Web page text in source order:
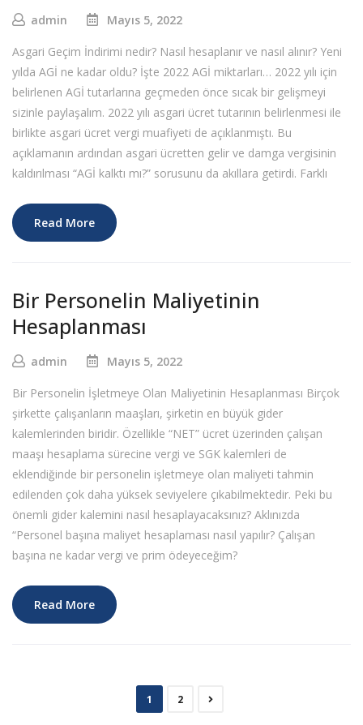
admin Mayıs 5, 2022
Asgari Geçim İndirimi nedir? Nasıl hesaplanır ve nasıl alınır? Yeni
yılda AGİ ne kadar oldu? İşte 2022 AGİ miktarları… 2022 yılı için
belirlenen AGİ tutarlarına geçmeden önce sıcak bir gelişmeyi
sizinle paylaşalım. 2022 yılı asgari ücret tutarının belirlenmesi ile
birlikte asgari ücret vergi muafiyeti de açıklanmıştı. Bu
açıklamanın ardından asgari ücretten gelir ve damga vergisinin
kaldırılması “AGİ kalktı mı?” sorusunu da akıllara getirdi. Farklı
Read More
Bir Personelin Maliyetinin
Hesaplanması
admin Mayıs 5, 2022
Bir Personelin İşletmeye Olan Maliyetinin Hesaplanması Birçok
şirkette çalışanların maaşları, şirketin en büyük gider
kalemlerinden biridir. Özellikle “NET” ücret üzerinden çalışan
maaşı hesaplama sürecine vergi ve SGK kalemleri de
eklendiğinde bir personelin işletmeye olan maliyeti tahmin
edilenden çok daha yüksek seviyelere çıkabilmektedir. Peki bu
önemli gider kalemini nasıl hesaplayacaksınız? Aklınızda
“Personel başına maliyet hesaplaması nasıl yapılır? Çalışan
başına ne kadar vergi ve prim ödeyeceğim?
Read More
1 2